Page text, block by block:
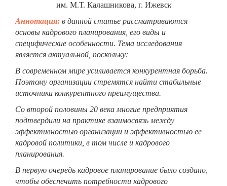
им. М.Т. Калашникова, г. Ижевск
Аннотация: в данной статье рассматриваются
основы кадрового планирования, его виды и
специфические особенности. Тема исследования
является актуальной, поскольку:
В современном мире усиливается конкурентная борьба.
Поэтому организации стремятся найти стабильные
источники конкурентного преимущества.
Со второй половины 20 века многие предприятия
подтвердили на практике взаимосвязь между
эффективностью организации и эффективностью ее
кадровой политики, в том числе и кадрового
планирования.
В первую очередь кадровое планирование было создано,
чтобы обеспечить потребности кадрового